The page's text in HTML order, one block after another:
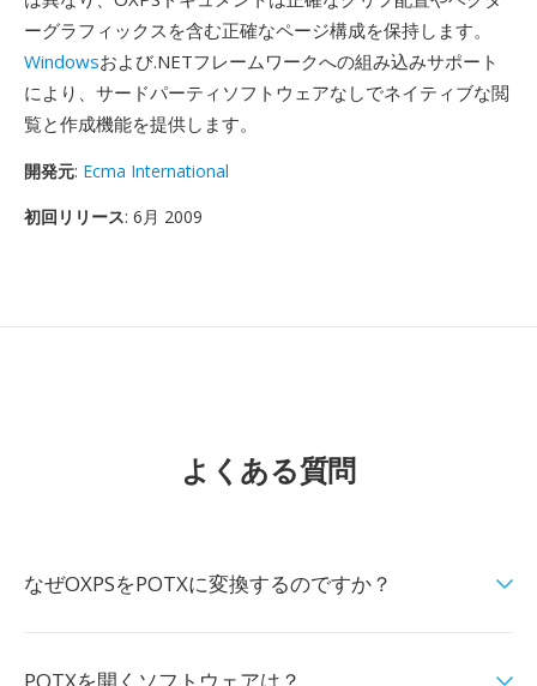
ーグラフィックスを含む正確なページ構成を保持します。
Windowsおよび.NETフレームワークへの組み込みサポート
により、サードパーティソフトウェアなしでネイティブな閲
覧と作成機能を提供します。
開発元: Ecma International
初回リリース: 6月 2009
よくある質問
なぜOXPSをPOTXに変換するのですか？